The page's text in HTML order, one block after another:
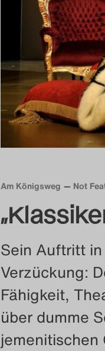
Am Königsweg Not
Sein Auftritt
Verzückung:
Fähigkeit,
über dumme
jemenitischen